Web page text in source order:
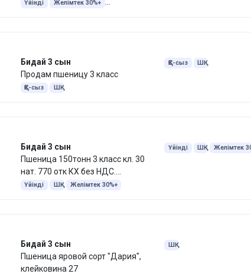
Үйінді
Желімтек 30%+
Бидай 3 сын
Продам пшеницу 3 класс
ҚҚС-сыз ШҚ
ҚҚС-сыз ШҚ
Бидай 3 сын
Пшеница 150тонн 3 класс кл. 30
нат. 770 отк КХ без НДС.
Самовывоз до ближайшего
Үйінді ШҚ Желімтек 30%+
Үйінді ШҚ
Бидай 3 сын
Пшеница яровой сорт "Дария",
клейковина 27
ШҚ